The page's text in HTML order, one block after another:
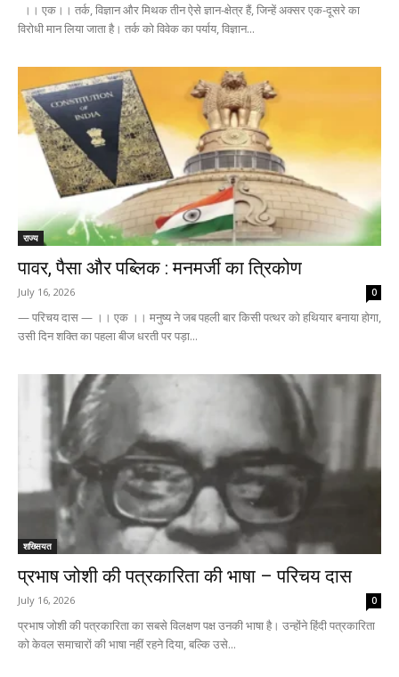
।। एक।। तर्क, विज्ञान और मिथक तीन ऐसे ज्ञान-क्षेत्र हैं, जिन्हें अक्सर एक-दूसरे का
विरोधी मान लिया जाता है। तर्क को विवेक का पर्याय, विज्ञान...
राज्य
पावर, पैसा और पब्लिक : मनमर्जी का त्रिकोण
July 16, 2026 0
— परिचय दास — ।। एक ।। मनुष्य ने जब पहली बार किसी पत्थर को हथियार बनाया होगा,
उसी दिन शक्ति का पहला बीज धरती पर पड़ा...
शख्सियत
प्रभाष जोशी की पत्रकारिता की भाषा – परिचय दास
July 16, 2026 0
प्रभाष जोशी की पत्रकारिता का सबसे विलक्षण पक्ष उनकी भाषा है। उन्होंने हिंदी पत्रकारिता
को केवल समाचारों की भाषा नहीं रहने दिया, बल्कि उसे...